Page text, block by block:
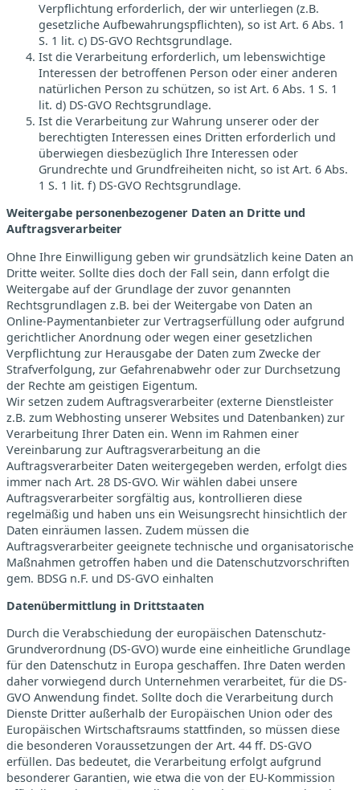
Verpflichtung erforderlich, der wir unterliegen (z.B.
gesetzliche Aufbewahrungspflichten), so ist Art. 6 Abs. 1
S. 1 lit. c) DS-GVO Rechtsgrundlage.
Ist die Verarbeitung erforderlich, um lebenswichtige
Interessen der betroffenen Person oder einer anderen
natürlichen Person zu schützen, so ist Art. 6 Abs. 1 S. 1
lit. d) DS-GVO Rechtsgrundlage.
Ist die Verarbeitung zur Wahrung unserer oder der
berechtigten Interessen eines Dritten erforderlich und
überwiegen diesbezüglich Ihre Interessen oder
Grundrechte und Grundfreiheiten nicht, so ist Art. 6 Abs.
1 S. 1 lit. f) DS-GVO Rechtsgrundlage.
Weitergabe personenbezogener Daten an Dritte und
Auftragsverarbeiter
Ohne Ihre Einwilligung geben wir grundsätzlich keine Daten an
Dritte weiter. Sollte dies doch der Fall sein, dann erfolgt die
Weitergabe auf der Grundlage der zuvor genannten
Rechtsgrundlagen z.B. bei der Weitergabe von Daten an
Online-Paymentanbieter zur Vertragserfüllung oder aufgrund
gerichtlicher Anordnung oder wegen einer gesetzlichen
Verpflichtung zur Herausgabe der Daten zum Zwecke der
Strafverfolgung, zur Gefahrenabwehr oder zur Durchsetzung
der Rechte am geistigen Eigentum.
Wir setzen zudem Auftragsverarbeiter (externe Dienstleister
z.B. zum Webhosting unserer Websites und Datenbanken) zur
Verarbeitung Ihrer Daten ein. Wenn im Rahmen einer
Vereinbarung zur Auftragsverarbeitung an die
Auftragsverarbeiter Daten weitergegeben werden, erfolgt dies
immer nach Art. 28 DS-GVO. Wir wählen dabei unsere
Auftragsverarbeiter sorgfältig aus, kontrollieren diese
regelmäßig und haben uns ein Weisungsrecht hinsichtlich der
Daten einräumen lassen. Zudem müssen die
Auftragsverarbeiter geeignete technische und organisatorische
Maßnahmen getroffen haben und die Datenschutzvorschriften
gem. BDSG n.F. und DS-GVO einhalten
Datenübermittlung in Drittstaaten
Durch die Verabschiedung der europäischen Datenschutz-
Grundverordnung (DS-GVO) wurde eine einheitliche Grundlage
für den Datenschutz in Europa geschaffen. Ihre Daten werden
daher vorwiegend durch Unternehmen verarbeitet, für die DS-
GVO Anwendung findet. Sollte doch die Verarbeitung durch
Dienste Dritter außerhalb der Europäischen Union oder des
Europäischen Wirtschaftsraums stattfinden, so müssen diese
die besonderen Voraussetzungen der Art. 44 ff. DS-GVO
erfüllen. Das bedeutet, die Verarbeitung erfolgt aufgrund
besonderer Garantien, wie etwa die von der EU-Kommission